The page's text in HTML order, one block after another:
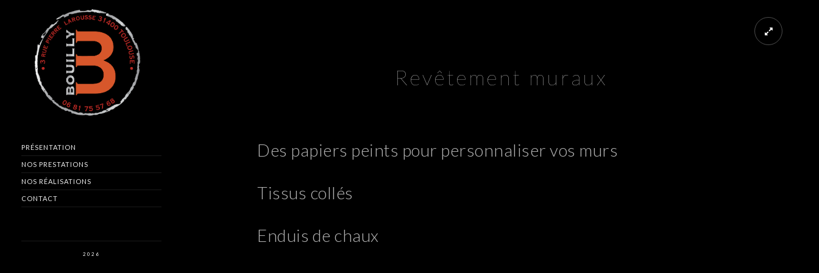
PRÉSENTATION
NOS PRESTATIONS
NOS RÉALISATIONS
CONTACT
2026
Revêtement muraux
Des papiers peints pour personnaliser vos murs
Tissus collés
Enduis de chaux